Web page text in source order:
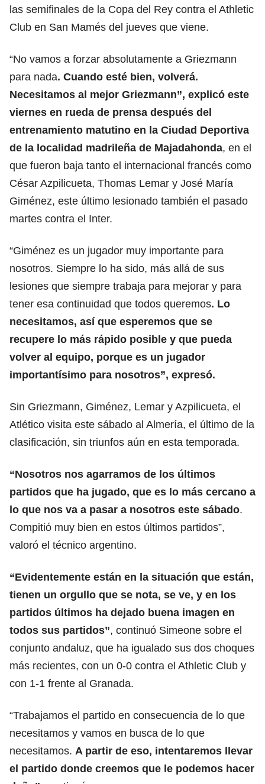
las semifinales de la Copa del Rey contra el Athletic
Club en San Mamés del jueves que viene.
“No vamos a forzar absolutamente a Griezmann
para nada. Cuando esté bien, volverá.
Necesitamos al mejor Griezmann”, explicó este
viernes en rueda de prensa después del
entrenamiento matutino en la Ciudad Deportiva
de la localidad madrileña de Majadahonda, en el
que fueron baja tanto el internacional francés como
César Azpilicueta, Thomas Lemar y José María
Giménez, este último lesionado también el pasado
martes contra el Inter.
“Giménez es un jugador muy importante para
nosotros. Siempre lo ha sido, más allá de sus
lesiones que siempre trabaja para mejorar y para
tener esa continuidad que todos queremos. Lo
necesitamos, así que esperemos que se
recupere lo más rápido posible y que pueda
volver al equipo, porque es un jugador
importantísimo para nosotros”, expresó.
Sin Griezmann, Giménez, Lemar y Azpilicueta, el
Atlético visita este sábado al Almería, el último de la
clasificación, sin triunfos aún en esta temporada.
“Nosotros nos agarramos de los últimos
partidos que ha jugado, que es lo más cercano a
lo que nos va a pasar a nosotros este sábado.
Compitió muy bien en estos últimos partidos”,
valoró el técnico argentino.
“Evidentemente están en la situación que están,
tienen un orgullo que se nota, se ve, y en los
partidos últimos ha dejado buena imagen en
todos sus partidos”, continuó Simeone sobre el
conjunto andaluz, que ha igualado sus dos choques
más recientes, con un 0-0 contra el Athletic Club y
con 1-1 frente al Granada.
“Trabajamos el partido en consecuencia de lo que
necesitamos y vamos en busca de lo que
necesitamos. A partir de eso, intentaremos llevar
el partido donde creemos que le podemos hacer